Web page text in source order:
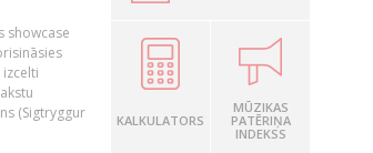
showcase
(Sigtryggur
KALKULATORS
MŪZIKAS
PATĒRIŅA
INDEKSS